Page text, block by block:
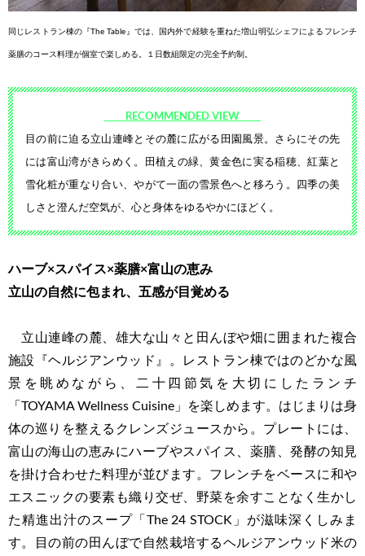
同じレストラン棟の『The Table』 では、国内外で経験を重ねた増山明弘シェフによるフレンチ
薬 膳のコース料理が個室で楽しめる。１日数組限定の完全予約制。
RECOMMENDED VIEW
目の前に迫る立山連峰とその麓に 広がる田園風景。さらにその先
には富山湾がきらめく。田植えの緑、黄金色に実る稲穂、紅葉と
雪化粧が重なり合い、やがて一面の雪景色へと 移ろう。四季の美
しさと澄んだ空気が、心と身体をゆるやかにほどく。
ハーブ×スパイス×薬膳×富山の恵み
立山の自然に包まれ、五感が目覚める
立山連峰の麓、雄大な山々と田んぼや畑に囲まれた複合
施設『ヘルジアンウッド』。レストラン棟ではのどかな風
景を眺めながら、二十四節気を大切にしたランチ
「TOYAMA Wellness Cuisine」を楽しめます。はじまりは身
体の巡りを整えるクレンズジュースから。プレートには、
富山の海山の恵みにハーブやスパイス、薬膳、発酵の知見
を掛け合わせた料理が並びます。フレンチをベースに和や
エスニックの要素も織り交ぜ、野菜を余すことなく生かし
た精進出汁のスープ「The 24 STOCK」が滋味深くしみま
す。目の前の田んぼで自然栽培するヘルジアンウッド米の